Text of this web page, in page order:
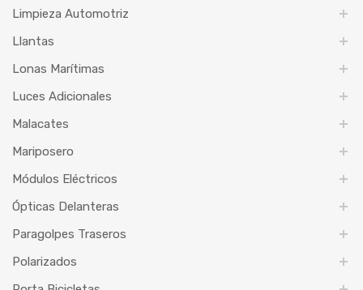
Limpieza Automotriz
Llantas
Lonas Marítimas
Luces Adicionales
Malacates
Mariposero
Módulos Eléctricos
Ópticas Delanteras
Paragolpes Traseros
Polarizados